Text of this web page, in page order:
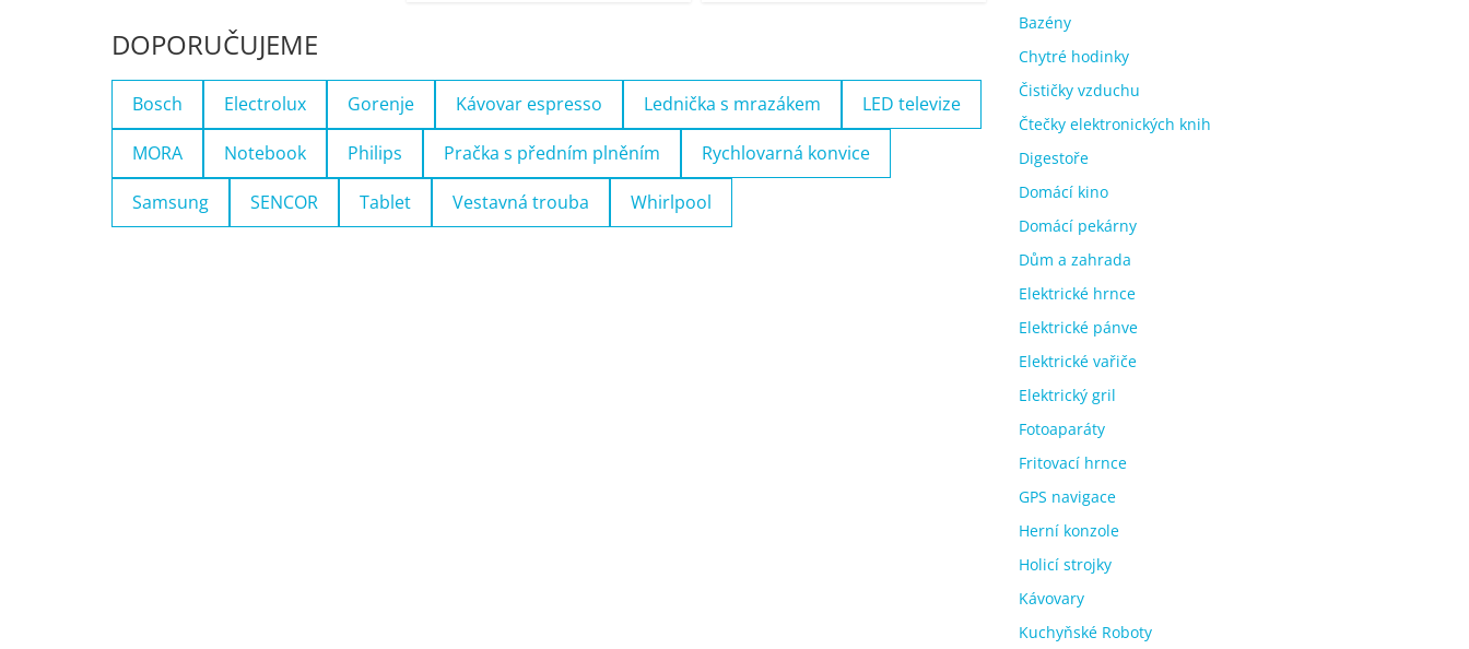
DOPORUČUJEME
Bosch Electrolux Gorenje Kávovar espresso Lednička s mrazákem LED televize
MORA Notebook Philips Pračka s předním plněním Rychlovarná konvice
Samsung SENCOR Tablet Vestavná trouba Whirlpool
Bazény
Chytré hodinky
Čističky vzduchu
Čtečky elektronických knih
Digestoře
Domácí kino
Domácí pekárny
Dům a zahrada
Elektrické hrnce
Elektrické pánve
Elektrické vařiče
Elektrický gril
Fotoaparáty
Fritovací hrnce
GPS navigace
Herní konzole
Holicí strojky
Kávovary
Kuchyňské Roboty